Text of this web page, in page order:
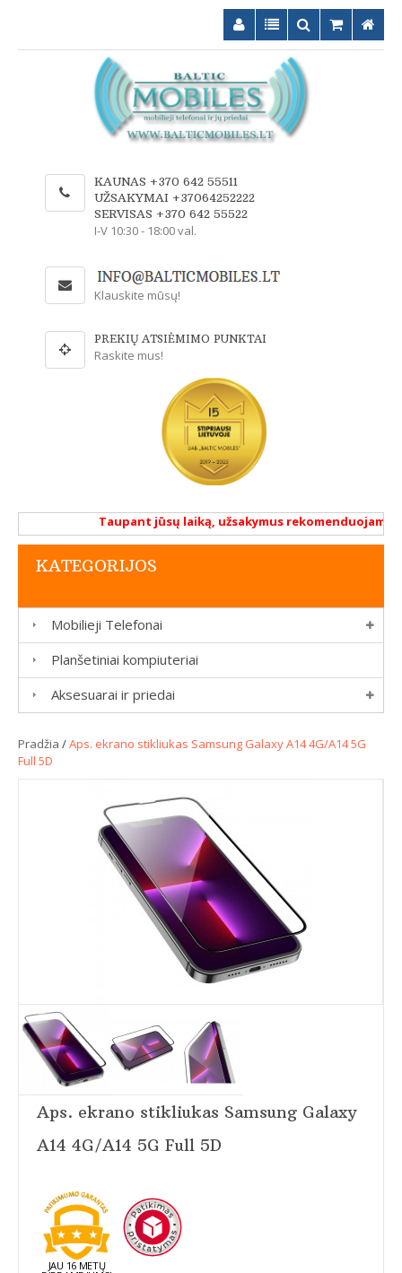
KAUNAS +370 642 55511
UŽSAKYMAI +37064252222
SERVISAS +370 642 55522
I-V 10:30 - 18:00 val.
Klauskite mūsų!
PREKIŲ ATSIĖMIMO PUNKTAI
Raskite mus!
Taupant jūsų laiką, užsakymus rekomenduojame
KATEGORIJOS
Mobilieji Telefonai
Planšetiniai kompiuteriai
Aksesuarai ir priedai
Pradžia /Aps. ekrano stikliukas Samsung Galaxy A14 4G/A14 5G
Full 5D
Aps. ekrano stikliukas Samsung Galaxy
A14 4G/A14 5G Full 5D
JAU 16 METŲ